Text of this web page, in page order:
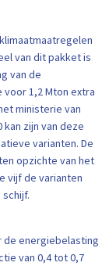
van dit pakket is
van de
1,2 Mton extra
ministerie van
kan zijn van deze
varianten. De
opzichte van het
vijf de varianten
de energiebelasting
van 0,4 tot 0,7